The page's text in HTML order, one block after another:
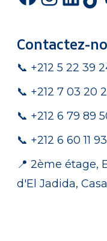
Contactez-
📞 +212 5 22 39
📞 +212 7 03 20
📞 +212 6 79 89
📞 +212 6 60 11
📍 2ème étage,
d'El Jadida,